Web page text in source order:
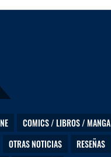
COMICS / LIBROS / MANGA
OTRAS NOTICIAS RESEÑAS